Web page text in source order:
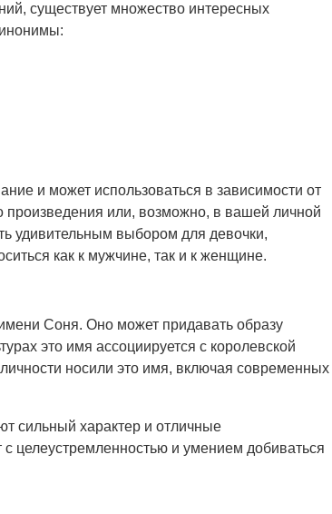
существует множество интересных
и может использоваться в зависимости от
произведения или, возможно, в вашей личной
удивительным выбором для девочки,
как к мужчине, так и к женщине.
Соня. Оно может придавать образу
это имя ассоциируется с королевской
носили это имя, включая современных
сильный характер и отличные
целеустремленностью и умением добиваться